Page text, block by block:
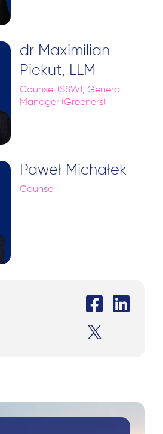
dr Maximilian
Piekut, LLM
Counsel (SSW), General
Manager (Greeners)
Paweł Michałek
Counsel